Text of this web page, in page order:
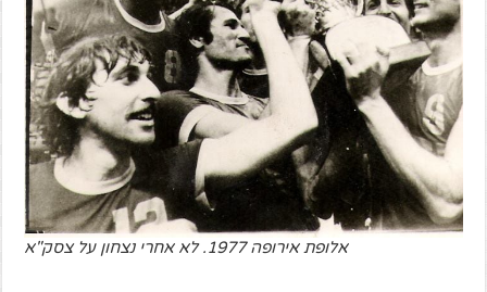
אלופת אירופה 1977. לא אחרי נצחון על צסק"א